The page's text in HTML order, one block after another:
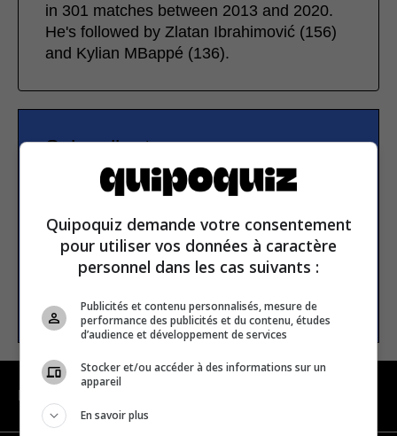
in 301 matches between 2013 and 2020.
He's followed by Zlatan Ibrahimović (156)
and Kylian MBappé (136).
Subscribe to our
newsletter
Email address
SUBSCRIBE
Quipoquiz demande votre consentement
pour utiliser vos données à caractère
personnel dans les cas suivants :
Publicités et contenu personnalisés, mesure de
performance des publicités et du contenu, études
d’audience et développement de services
Stocker et/ou accéder à des informations sur un
appareil
En savoir plus